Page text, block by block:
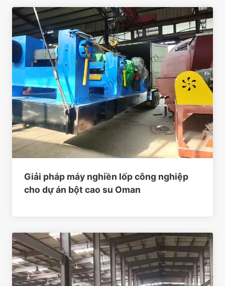
Giải pháp máy nghiền lốp công nghiệp
cho dự án bột cao su Oman